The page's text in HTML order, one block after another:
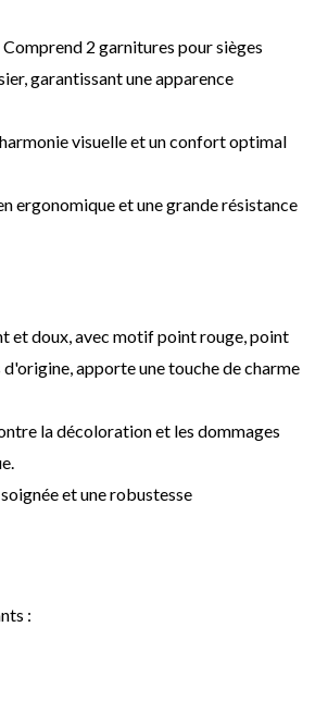
Comprend 2 garnitures pour sièges
garantissant une apparence
visuelle et un confort optimal
ergonomique et une grande résistance
et doux, avec motif point rouge, point
apporte une touche de charme
la décoloration et les dommages
et une robustesse
: